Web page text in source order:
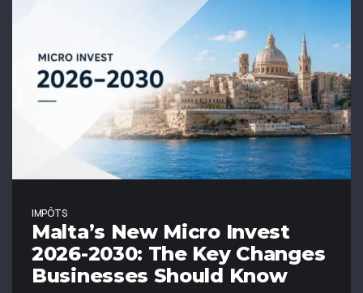
IMPÔTS
Malta’s New Micro Invest
2026-2030: The Key Changes
Businesses Should Know